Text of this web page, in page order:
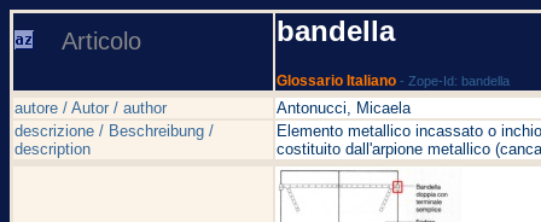
Articolo bandella
Glossario Italiano - Zope-Id: bandella
autore / Autor / author
Antonucci, Micaela
descrizione / Beschreibung /
description
Elemento metallico incassato o
costituito dall'arpione metallico